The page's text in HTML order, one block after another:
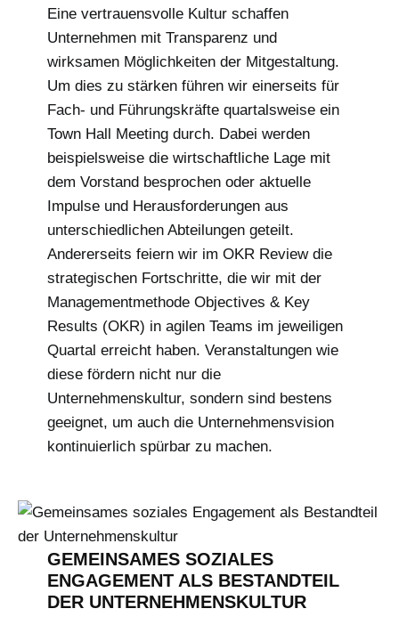
Eine vertrauensvolle Kultur schaffen
Unternehmen mit Transparenz und
wirksamen Möglichkeiten der Mitgestaltung.
Um dies zu stärken führen wir einerseits für
Fach- und Führungskräfte quartalsweise ein
Town Hall Meeting durch. Dabei werden
beispielsweise die wirtschaftliche Lage mit
dem Vorstand besprochen oder aktuelle
Impulse und Herausforderungen aus
unterschiedlichen Abteilungen geteilt.
Andererseits feiern wir im OKR Review die
strategischen Fortschritte, die wir mit der
Managementmethode Objectives & Key
Results (OKR) in agilen Teams im jeweiligen
Quartal erreicht haben. Veranstaltungen wie
diese fördern nicht nur die
Unternehmenskultur, sondern sind bestens
geeignet, um auch die Unternehmensvision
kontinuierlich spürbar zu machen.
GEMEINSAMES SOZIALES
ENGAGEMENT ALS BESTANDTEIL
DER UNTERNEHMENSKULTUR